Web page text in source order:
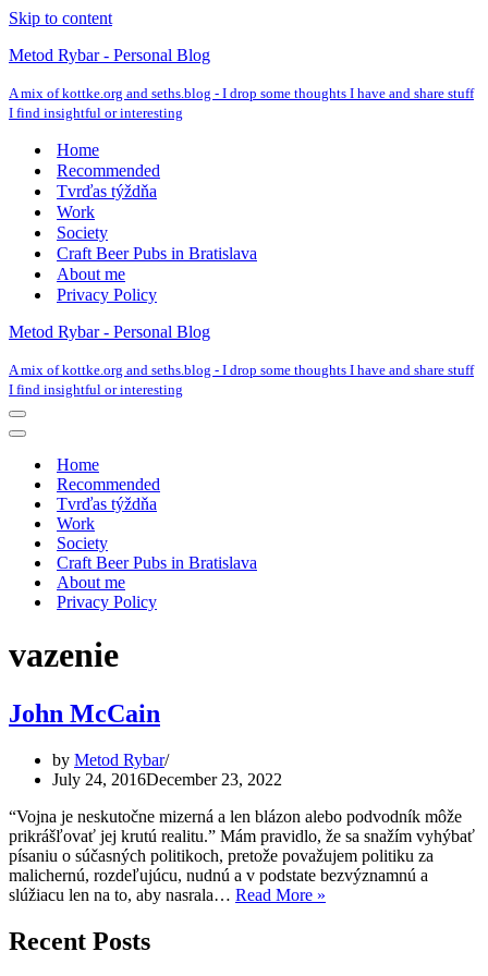
Skip to content
Metod Rybar - Personal Blog
A mix of kottke.org and seths.blog - I drop some thoughts I have and share stuff
I find insightful or interesting
Home
Recommended
Tvrďas týždňa
Work
Society
Craft Beer Pubs in Bratislava
About me
Privacy Policy
Metod Rybar - Personal Blog
A mix of kottke.org and seths.blog - I drop some thoughts I have and share stuff
I find insightful or interesting
Navigation
Menu
Navigation
Home
Recommended
Tvrďas týždňa
Work
Society
Craft Beer Pubs in Bratislava
About me
Privacy Policy
vazenie
John McCain
by Metod Rybar
July 24, 2016December 23, 2022
“Vojna je neskutočne mizerná a len blázon alebo podvodník môže
prikrášľovať jej krutú realitu.” Mám pravidlo, že sa snažím vyhýbať
písaniu o súčasných politikoch, pretože považujem politiku za
malichernú, rozdeľujúcu, nudnú a v podstate bezvýznamnú a
slúžiacu len na to, aby nasrala… Read More »
Recent Posts